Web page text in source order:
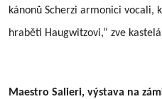
kánonů Scherzi armonici vocali,
hraběti Haugwitzovi,“ zve
Maestro Salieri, výstava na